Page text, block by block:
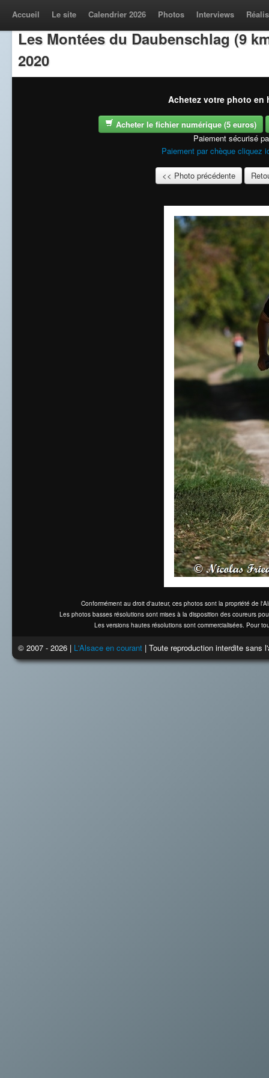
Accueil Le site Calendrier 2026 Photos Interviews
Les Montées du Daubenschlag (9
2020
Achetez votre photo en
Acheter le fichier numérique (5 euros)
Paiement sécurisé
Paiement par chèque cliquez
<< Photo précédente
Conformément au droit d'auteur, ces photos sont la propriété de
Les photos basses résolutions sont mises à la disposition des coureurs
Les versions hautes résolutions sont commercialisées. Pour
© 2007 - 2026 | L'Alsace en courant | Toute reproduction interdite sans